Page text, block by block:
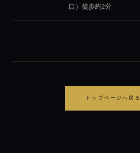
口）徒歩約2分
トップページへ戻る